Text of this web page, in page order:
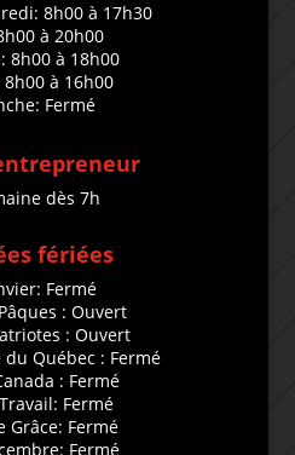
8h00 à 17h30
à 20h00
8h00 à 18h00
à 16h00
Fermé
dès 7h
fériées
Fermé
: Ouvert
: Ouvert
Québec : Fermé
: Fermé
Fermé
Grâce: Fermé
Fermé